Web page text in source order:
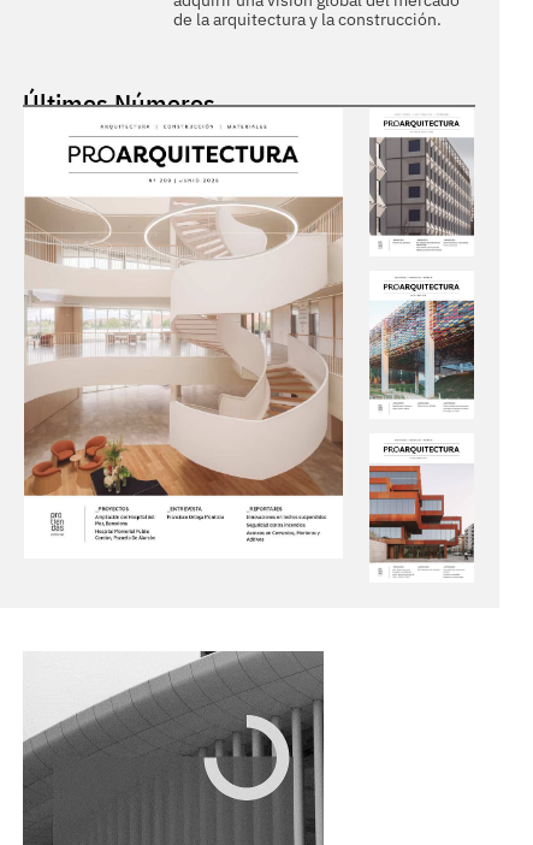
de la arquitectura y la construcción.
Últimos Números